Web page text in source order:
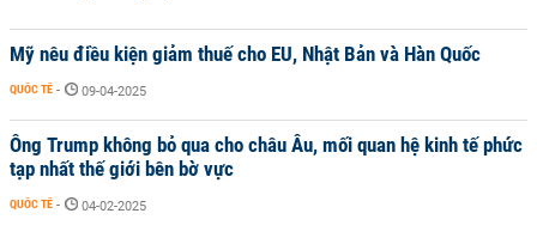
Mỹ nêu điều kiện giảm thuế cho EU, Nhật Bản và Hàn Quốc
QUỐC TẾ - 09-04-2025
Ông Trump không bỏ qua cho châu Âu, mối quan hệ kinh tế phức
tạp nhất thế giới bên bờ vực
QUỐC TẾ - 04-02-2025